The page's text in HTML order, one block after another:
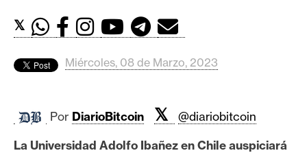
a
d
o
s
B
i
𝕏
Miércoles, 08 de Marzo, 2023
Por DiarioBitcoin 𝕏
@diariobitcoin
La Universidad Adolfo Ibañez en Chile auspiciará